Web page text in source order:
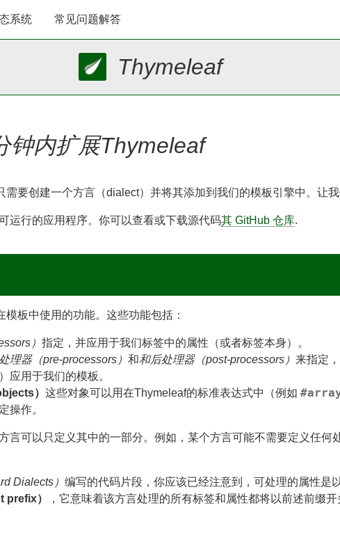
系统 常见问题解答
Thymeleaf
钟内扩展Thymeleaf
要创建一个方言（dialect）并将其添加到我们的模板引擎中。让我
运行的应用程序。你可以查看或下载源代码其 GitHub 仓库.
板中使用的功能。这些功能包括：
） 指定，并应用于我们标签中的属性（或者标签本身）。
理器（pre-processors） 和和后处理器（post-processors） 来指定
应用于我们的模板。
） 这些对象可以用在Thymeleaf的标准表达式中（例如
操作。
言可以只定义其中的一部分。例如，某个方言可能不需要定义任何
Dialects） 编写的代码片段，你应该已经注意到，可处理的属性是
prefix）
，它意味着该方言处理的所有标签和属性都将以前述前缀